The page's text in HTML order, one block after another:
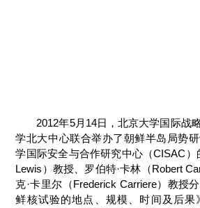
2012年5月14日，北京大学国际战
学北大中心联合举办了朝鲜半岛局势
学国际安全与合作研究中心（CISAC）
Lewis）教授、罗伯特·卡林（Robert
克·卡里尔（Frederick Carriere）教授
鲜核试验的地点、规模、时间及后果